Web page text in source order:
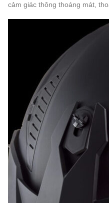
cảm giác thông thoáng mát,